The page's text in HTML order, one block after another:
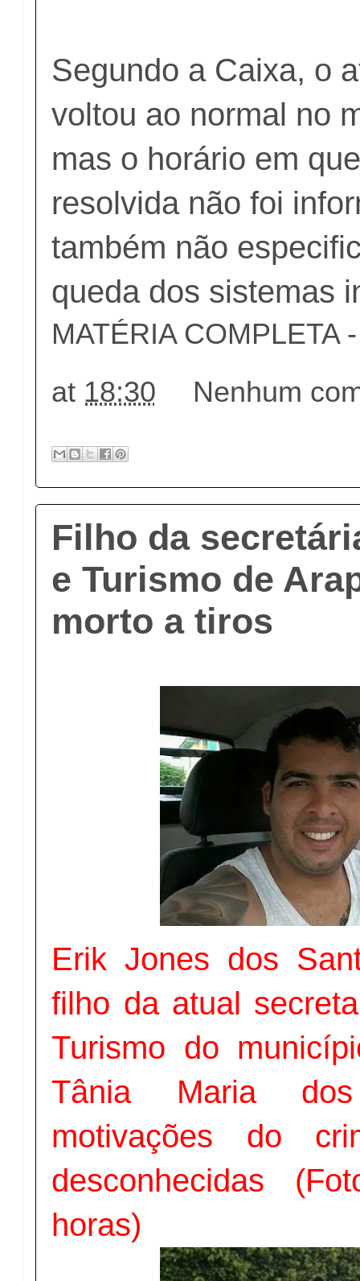
Segundo a Caixa, o
voltou ao normal no
mas o horário em
resolvida não foi
também não
queda dos sistemas
MATÉRIA COMPLETA
at 18:30 Nenhum
Filho da
e Turismo de
morto a tiros
Erik Jones dos
filho da atual
Turismo do
Tânia Maria
motivações do
desconhecidas
horas)